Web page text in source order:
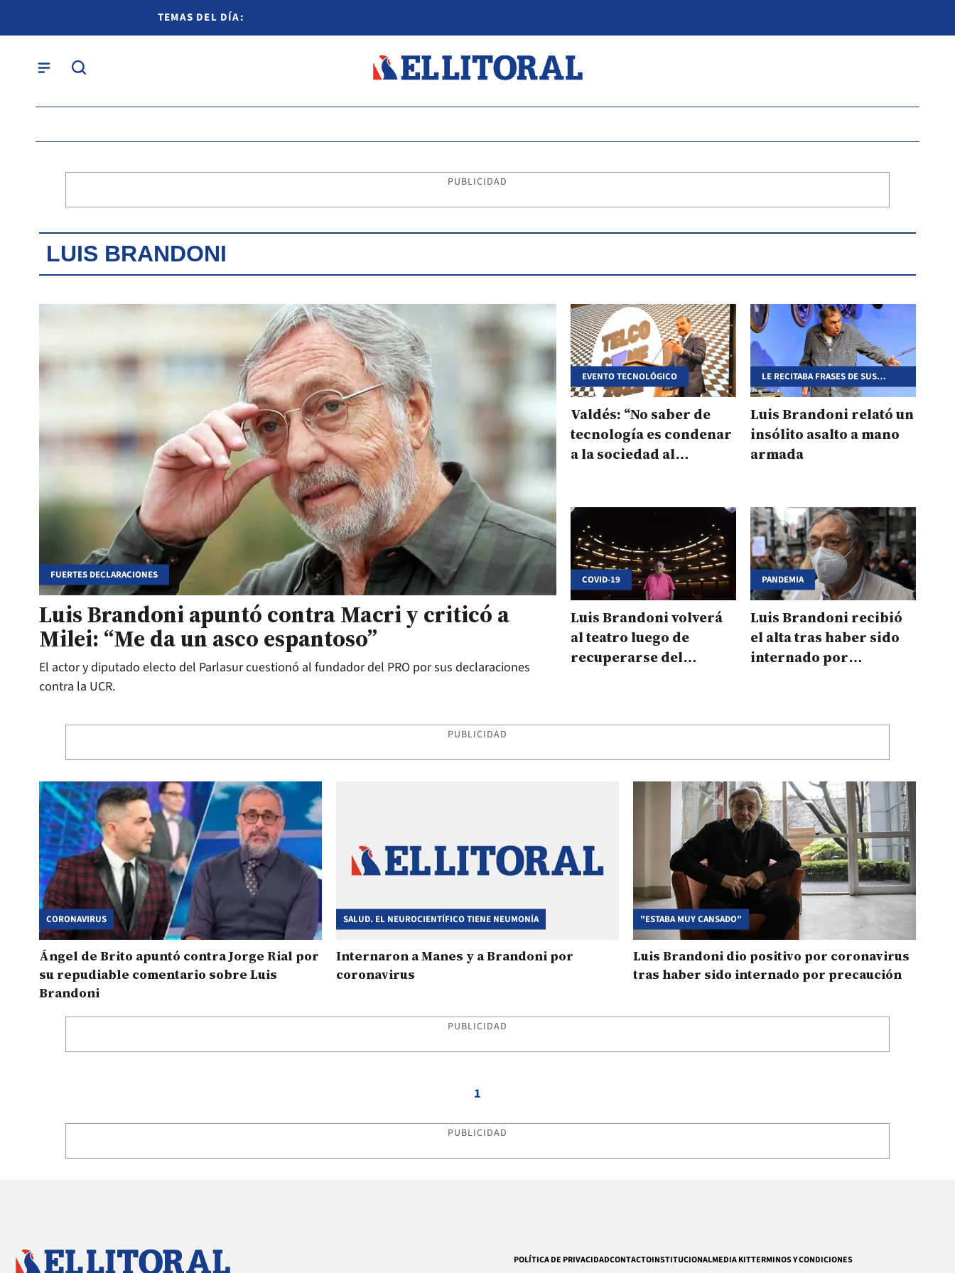
TEMAS DEL DÍA:
PUBLICIDAD
LUIS BRANDONI
FUERTES DECLARACIONES
Luis Brandoni apuntó contra Macri y criticó a
Milei: “Me da un asco espantoso”
El actor y diputado electo del Parlasur cuestionó al fundador del PRO por sus declaraciones
contra la UCR.
EVENTO TECNOLÓGICO
Valdés: “No saber de
tecnología es condenar
a la sociedad al
LE RECITABA FRASES DE SUS
PELÍCULAS
Luis Brandoni relató un
insólito asalto a mano
armada
COVID-19
Luis Brandoni volverá
al teatro luego de
recuperarse del
PANDEMIA
Luis Brandoni recibió
el alta tras haber sido
internado por
PUBLICIDAD
CORONAVIRUS
Ángel de Brito apuntó contra Jorge Rial por
su repudiable comentario sobre Luis
Brandoni
SALUD. EL NEUROCIENTÍFICO TIENE NEUMONÍA
Internaron a Manes y a Brandoni por
coronavirus
"ESTABA MUY CANSADO"
Luis Brandoni dio positivo por coronavirus
tras haber sido internado por precaución
PUBLICIDAD
1
PUBLICIDAD
POLÍTICA DE PRIVACIDADCONTACTOINSTITUCIONALMEDIA KITTERMINOS Y CONDICIONES